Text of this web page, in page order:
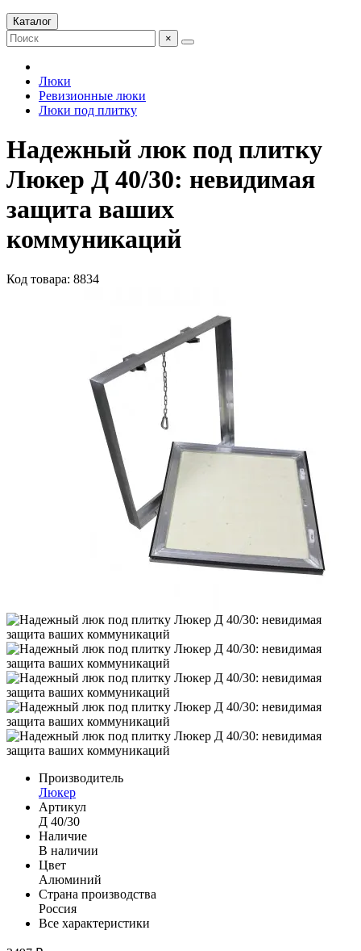
Каталог
×
Люки
Ревизионные люки
Люки под плитку
Надежный люк под плитку
Люкер Д 40/30: невидимая
защита ваших
коммуникаций
Код товара: 8834
Производитель
Люкер
Артикул
Д 40/30
Наличие
В наличии
Цвет
Алюминий
Страна производства
Россия
Все характеристики